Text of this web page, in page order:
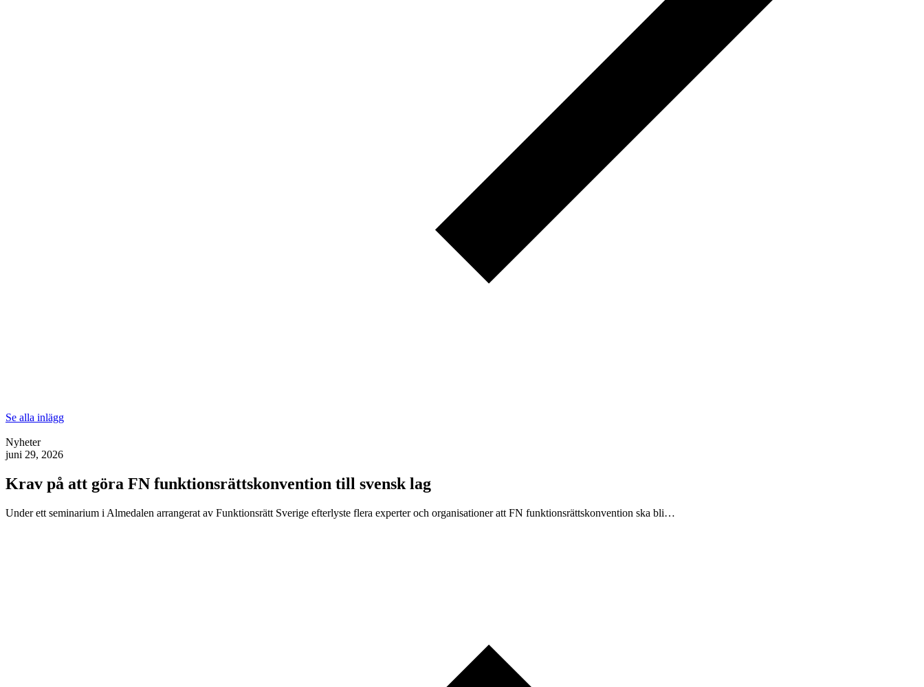
Se alla inlägg
Nyheter
juni 29, 2026
Krav på att göra FN funktionsrättskonvention till svensk lag
Under ett seminarium i Almedalen arrangerat av Funktionsrätt Sverige efterlyste flera experter och organisationer att FN funktionsrättskonvention ska bli…